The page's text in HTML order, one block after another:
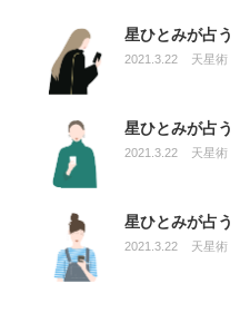
星ひとみが占う
2021.3.22 天星術
星ひとみが占う
2021.3.22 天星術
星ひとみが占う
2021.3.22 天星術